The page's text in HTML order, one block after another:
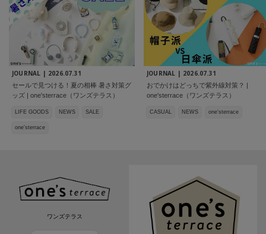
JOURNAL | 2026.07.31
セールで見つける！夏の相棒 暑さ対策グ
ッズ | one'sterrace（ワンズテラス）
LIFE GOODS NEWS SALE
one'sterrace
JOURNAL | 2026.07.31
おでかけはどっちで紫外線対策？ |
one'sterrace（ワンズテラス）
CASUAL NEWS one'sterrace
ワンズテラス